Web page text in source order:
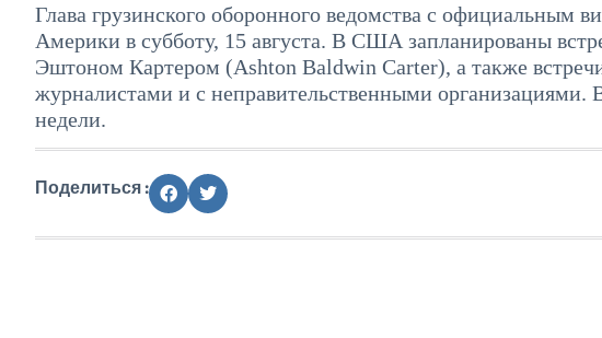
Глава грузинского оборонного ведомства с официальным
Америки в субботу, 15 августа. В США запланированы
Эштоном Картером (Ashton Baldwin Carter), а также
журналистами и с неправительственными
недели.
Поделиться :